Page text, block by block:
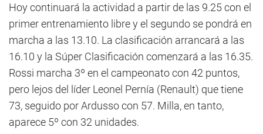
Hoy continuará la actividad a partir de las 9.25 con el
primer entrenamiento libre y el segundo se pondrá en
marcha a las 13.10. La clasificación arrancará a las
16.10 y la Súper Clasificación comenzará a las 16.35.
Rossi marcha 3º en el campeonato con 42 puntos,
pero lejos del líder Leonel Pernía (Renault) que tiene
73, seguido por Ardusso con 57. Milla, en tanto,
aparece 5º con 32 unidades.